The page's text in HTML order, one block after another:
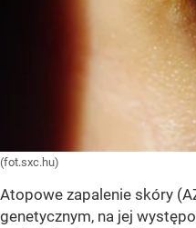
(fot.sxc.hu)
Atopowe zapalenie skóry
genetycznym, na jej